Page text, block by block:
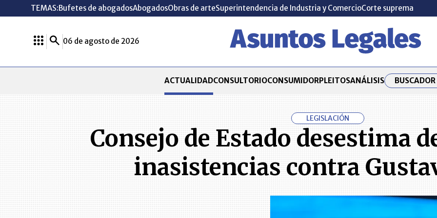
TEMAS:Bufetes de abogadosAbogadosObras de arteSuperintendencia de Industria y ComercioCorte suprema
06 de agosto de 2026
ACTUALIDADCONSULTORIOCONSUMIDORPLEITOSANÁLISIS
LEGISLACIÓN
Consejo de Estado desestima
inasistencias contra